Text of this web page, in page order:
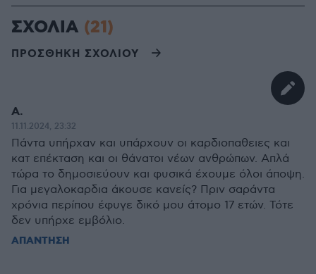
ΣΧΟΛΙΑ (21)
ΠΡΟΣΘΗΚΗ ΣΧΟΛΙΟΥ
Α.
11.11.2024, 23:32
Πάντα υπήρχαν και υπάρχουν οι καρδιοπαθειες και
κατ επέκταση και οι θάνατοι νέων ανθρώπων. Απλά
τώρα το δημοσιεύουν και φυσικά έχουμε όλοι άποψη.
Για μεγαλοκαρδια άκουσε κανείς? Πριν σαράντα
χρόνια περίπου έφυγε δικό μου άτομο 17 ετών. Τότε
δεν υπήρχε εμβόλιο.
ΑΠΑΝΤΗΣΗ